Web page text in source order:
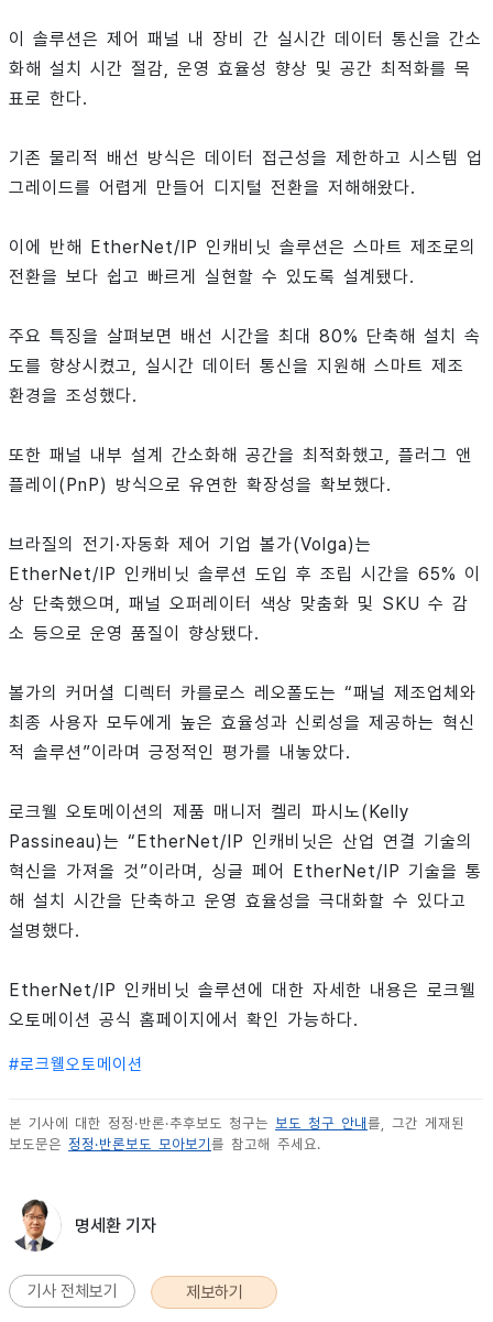
이 솔루션은 제어 패널 내 장비 간 실시간 데이터 통신을 간소
화해 설치 시간 절감, 운영 효율성 향상 및 공간 최적화를 목
표로 한다.
기존 물리적 배선 방식은 데이터 접근성을 제한하고 시스템 업
그레이드를 어렵게 만들어 디지털 전환을 저해해왔다.
이에 반해 EtherNet/IP 인캐비닛 솔루션은 스마트 제조로의
전환을 보다 쉽고 빠르게 실현할 수 있도록 설계됐다.
주요 특징을 살펴보면 배선 시간을 최대 80% 단축해 설치 속
도를 향상시켰고, 실시간 데이터 통신을 지원해 스마트 제조
환경을 조성했다.
또한 패널 내부 설계 간소화해 공간을 최적화했고, 플러그 앤
플레이(PnP) 방식으로 유연한 확장성을 확보했다.
브라질의 전기·자동화 제어 기업 볼가(Volga)는
EtherNet/IP 인캐비닛 솔루션 도입 후 조립 시간을 65% 이
상 단축했으며, 패널 오퍼레이터 색상 맞춤화 및 SKU 수 감
소 등으로 운영 품질이 향상됐다.
볼가의 커머셜 디렉터 카를로스 레오폴도는 “패널 제조업체와
최종 사용자 모두에게 높은 효율성과 신뢰성을 제공하는 혁신
적 솔루션”이라며 긍정적인 평가를 내놓았다.
로크웰 오토메이션의 제품 매니저 켈리 파시노(Kelly
Passineau)는 “EtherNet/IP 인캐비닛은 산업 연결 기술의
혁신을 가져올 것”이라며, 싱글 페어 EtherNet/IP 기술을 통
해 설치 시간을 단축하고 운영 효율성을 극대화할 수 있다고
설명했다.
EtherNet/IP 인캐비닛 솔루션에 대한 자세한 내용은 로크웰
오토메이션 공식 홈페이지에서 확인 가능하다.
#로크웰오토메이션
본 기사에 대한 정정·반론·추후보도 청구는 보도 청구 안내 를, 그간 게재된
보도문은 정정·반론보도 모아보기 를 참고해 주세요.
명세환 기자
기사 전체보기 제보하기